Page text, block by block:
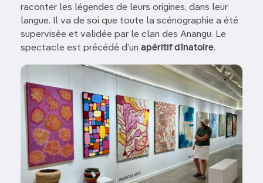
raconter les légendes de leurs origines, dans leur
langue. Il va de soi que toute la scénographie a été
supervisée et validée par le clan des Anangu. Le
spectacle est précédé d’un apéritif dînatoire.
Image